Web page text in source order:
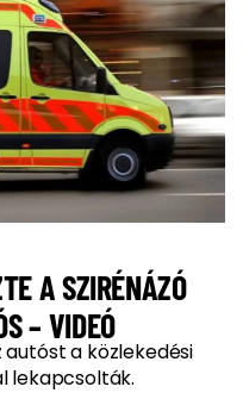
A SZIRÉNÁZÓ
– VIDEÓ
a közlekedési
lekapcsolták.